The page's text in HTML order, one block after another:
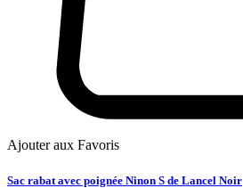
Ajouter aux Favoris
Sac rabat avec poignée Ninon S de Lancel Noir